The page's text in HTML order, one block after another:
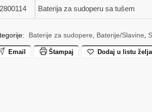
Baterija za sudoperu sa tušem
Baterije za sudopere Baterije/Slavine
Dodaj u listu želja
Email Štampaj